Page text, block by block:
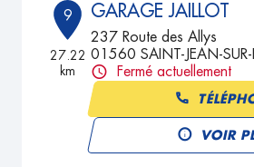
9
27.22
km
GARAGE JAILLOT
237 Route des Allys
01560 SAINT-JEAN-SUR-
Fermé actuellement
VOIR